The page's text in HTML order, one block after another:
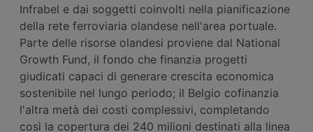
Infrabel e dai soggetti coinvolti nella pianificazione
della rete ferroviaria olandese nell'area portuale.
Parte delle risorse olandesi proviene dal National
Growth Fund, il fondo che finanzia progetti
giudicati capaci di generare crescita economica
sostenibile nel lungo periodo; il Belgio cofinanzia
l'altra metà dei costi complessivi, completando
così la copertura dei 240 milioni destinati alla linea